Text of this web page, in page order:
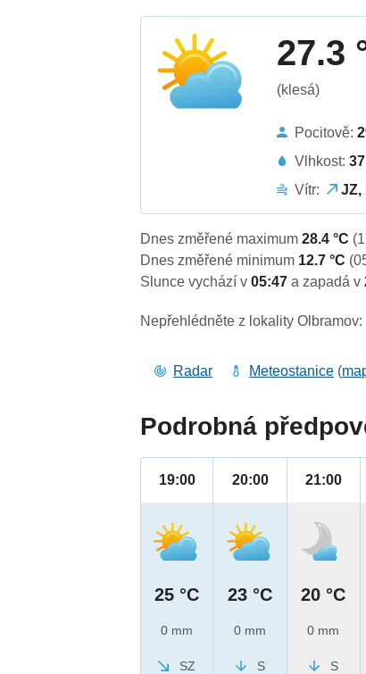
27.3
(klesá)
Pocitově:
Vlhkost:
Vítr:
JZ,
Dnes změřené maximum28.4 °C
Dnes změřené minimum 12.7 °C
Slunce vychází v05:47a zapadá v
Nepřehlédněte z lokality Olbramov:
Radar Meteostanice (
Podrobná
19:00
25 °C
0 mm
SZ
20:00
23 °C
0 mm
S
21:00
20 °C
0 mm
S